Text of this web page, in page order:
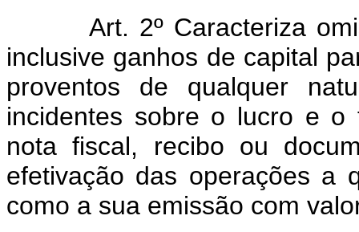
Art. 2º Caracteriza
inclusive ganhos de capital
proventos de qualquer
incidentes sobre o lucro e
nota fiscal, recibo ou
efetivação das operações a
como a sua emissão com